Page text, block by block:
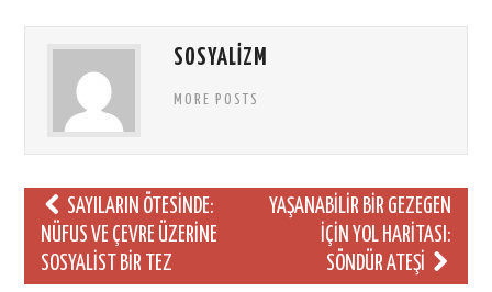
SOSYALIZM
MORE POSTS
Post
navigation
SAYILARIN ÖTESINDE:
NÜFUS VE ÇEVRE ÜZERINE
SOSYALIST BIR TEZ
YAŞANABILIR BIR GEZEGEN
IÇIN YOL HARITASI:
SÖNDÜR ATEŞI